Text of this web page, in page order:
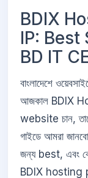
BDIX
IP:
BD IT
বাংলাদেশে
আজকাল BDIX
website চান,
গাইডে আমরা
জন্য best, এবং
BDIX hosting